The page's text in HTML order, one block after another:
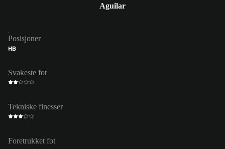
Aguilar
Posisjoner
HB
Svakeste fot
Tekniske finesser
Foretrukket fot